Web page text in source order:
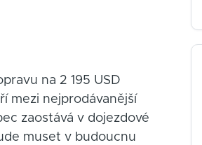
na 2 195 USD
mezi nejprodávanější
zaostává v dojezdové
muset v budoucnu